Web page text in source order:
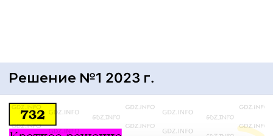
Решение №1 2023 г.